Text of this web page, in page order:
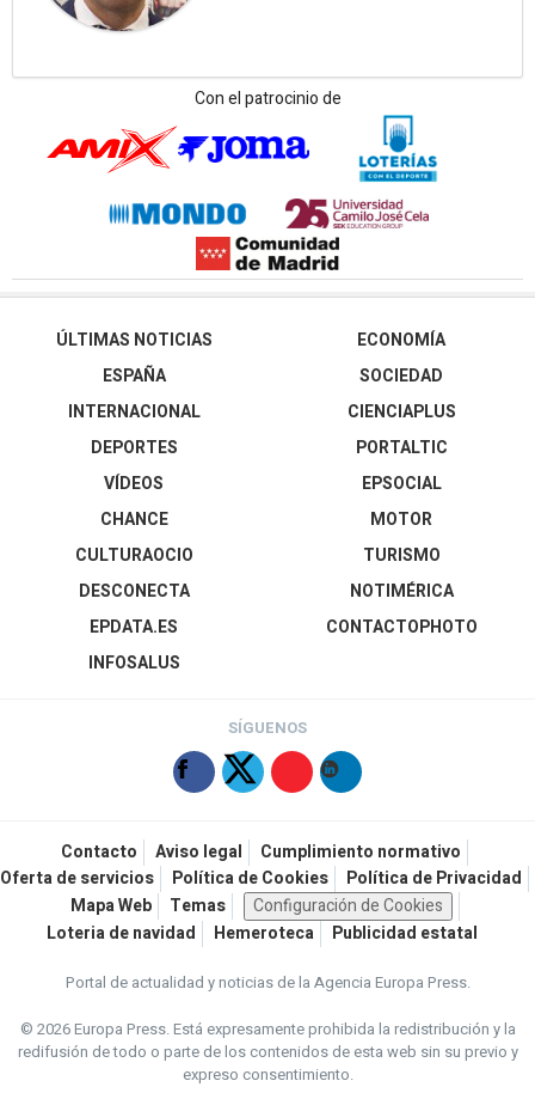
Con el patrocinio de
ÚLTIMAS NOTICIAS
ESPAÑA
INTERNACIONAL
DEPORTES
VÍDEOS
ECONOMÍA
SOCIEDAD
CIENCIAPLUS
PORTALTIC
EPSOCIAL
CHANCE
CULTURAOCIO
DESCONECTA
EPDATA.ES
INFOSALUS
MOTOR
TURISMO
NOTIMÉRICA
CONTACTOPHOTO
SÍGUENOS
Contacto Aviso legal
Cumplimiento normativo
Oferta de servicios
Política de Cookies
Política de Privacidad
Mapa Web
Temas
Configuración de Cookies
Loteria de navidad
Hemeroteca Publicidad estatal
Portal de actualidad y noticias de la Agencia Europa Press.
© 2026 Europa Press.Está expresamente prohibida la redistribución y la
redifusión de todo o parte de los contenidos de esta web sin su previo y
expreso consentimiento.